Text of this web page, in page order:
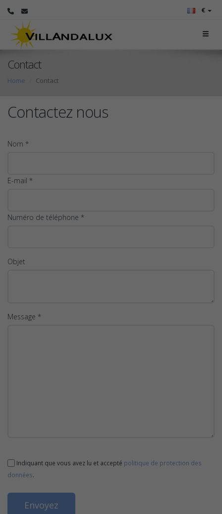
€
Contact
Home Contact
Contactez nous
Nom *
E-mail *
Numéro de téléphone *
Objet
Message *
Indiquant que vous avez lu et accepté politique de protection des
données.